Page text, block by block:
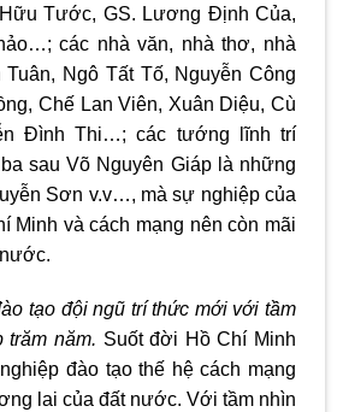
Tước, GS. Lương Định Của,
các nhà văn, nhà thơ, nhà
Ngô Tất Tố, Nguyễn Công
Chế Lan Viên, Xuân Diệu, Cù
Đình Thi…; các tướng lĩnh trí
sau Võ Nguyên Giáp là những
Sơn v.v…, mà sự nghiệp của
Minh và cách mạng nên còn mãi
tạo đội ngũ trí thức mới với tầm
trăm năm. Suốt đời Hồ Chí Minh
đào tạo thế hệ cách mạng
lai của đất nước. Với tầm nhìn